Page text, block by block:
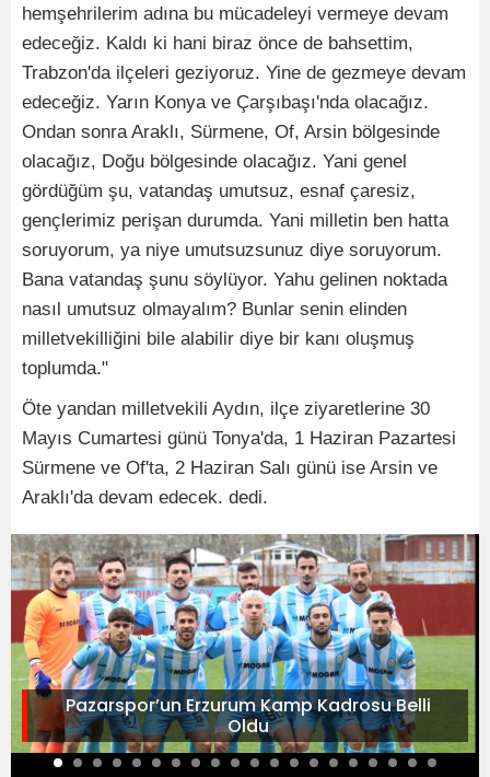
hemşehrilerim adına bu mücadeleyi vermeye devam
edeceğiz. Kaldı ki hani biraz önce de bahsettim,
Trabzon'da ilçeleri geziyoruz. Yine de gezmeye devam
edeceğiz. Yarın Konya ve Çarşıbaşı'nda olacağız.
Ondan sonra Araklı, Sürmene, Of, Arsin bölgesinde
olacağız, Doğu bölgesinde olacağız. Yani genel
gördüğüm şu, vatandaş umutsuz, esnaf çaresiz,
gençlerimiz perişan durumda. Yani milletin ben hatta
soruyorum, ya niye umutsuzsunuz diye soruyorum.
Bana vatandaş şunu söylüyor. Yahu gelinen noktada
nasıl umutsuz olmayalım? Bunlar senin elinden
milletvekilliğini bile alabilir diye bir kanı oluşmuş
toplumda."
Öte yandan milletvekili Aydın, ilçe ziyaretlerine 30
Mayıs Cumartesi günü Tonya'da, 1 Haziran Pazartesi
Sürmene ve Of'ta, 2 Haziran Salı günü ise Arsin ve
Araklı'da devam edecek. dedi.
Pazarspor’un Erzurum Kamp Kadrosu Belli
Oldu